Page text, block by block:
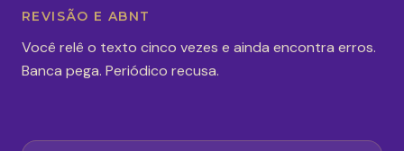
REVISÃO E ABNT
Você relê o texto cinco vezes e ainda encontra erros.
Banca pega. Periódico recusa.